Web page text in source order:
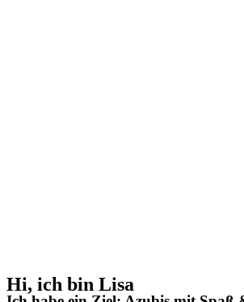
Hi, ich bin Lisa